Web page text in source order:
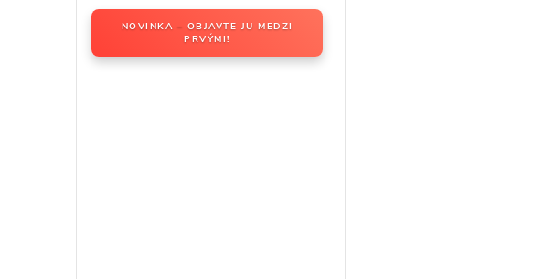
NOVINKA – OBJAVTE JU MEDZI
PRVÝMI!